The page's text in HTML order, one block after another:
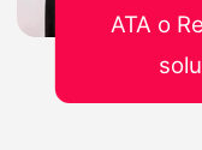
ATA o